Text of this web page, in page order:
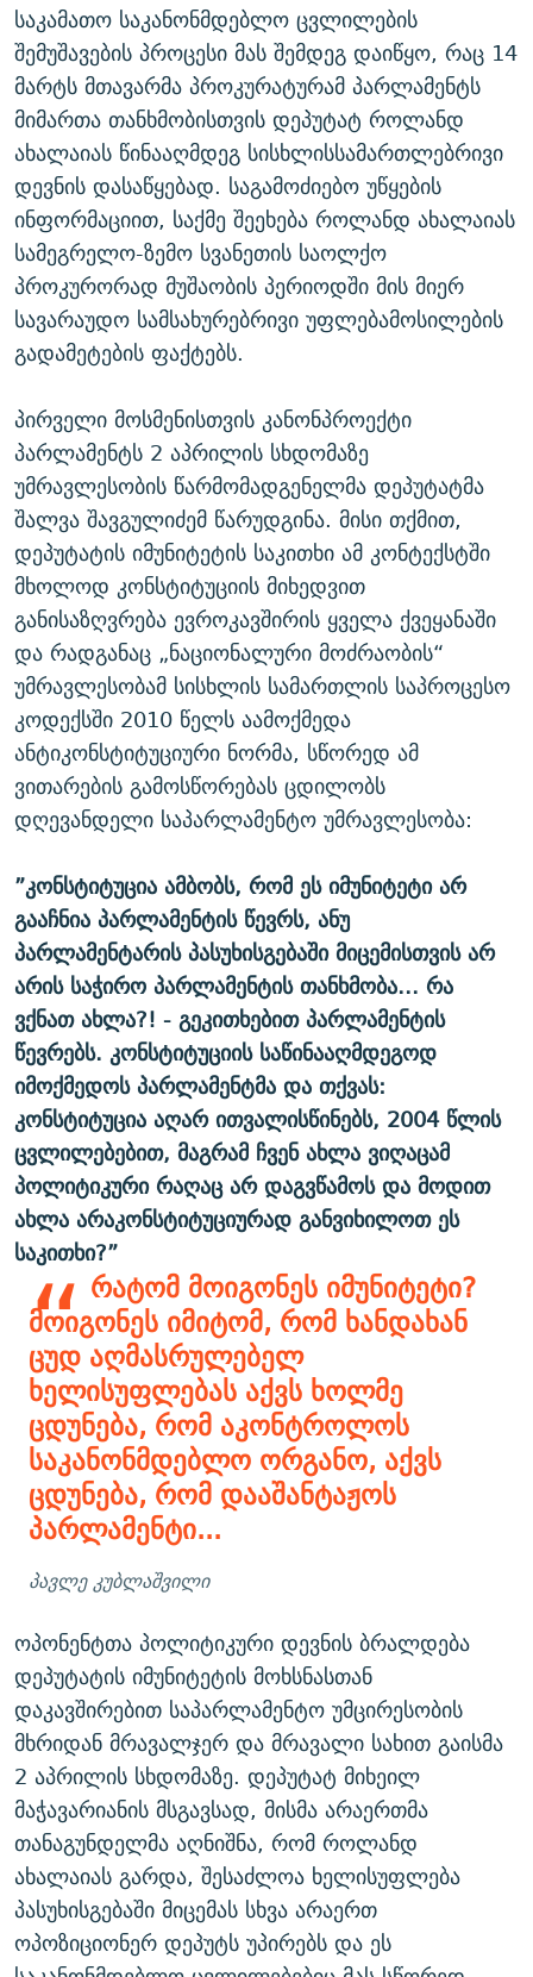
საკამათო საკანონმდებლო ცვლილების
შემუშავების პროცესი მას შემდეგ დაიწყო, რაც 14
მარტს მთავარმა პროკურატურამ პარლამენტს
მიმართა თანხმობისთვის დეპუტატ როლანდ
ახალაიას წინააღმდეგ სისხლისსამართლებრივი
დევნის დასაწყებად. საგამოძიებო უწყების
ინფორმაციით, საქმე შეეხება როლანდ ახალაიას
სამეგრელო-ზემო სვანეთის საოლქო
პროკურორად მუშაობის პერიოდში მის მიერ
სავარაუდო სამსახურებრივი უფლებამოსილების
გადამეტების ფაქტებს.
პირველი მოსმენისთვის კანონპროექტი
პარლამენტს 2 აპრილის სხდომაზე
უმრავლესობის წარმომადგენელმა დეპუტატმა
შალვა შავგულიძემ წარუდგინა. მისი თქმით,
დეპუტატის იმუნიტეტის საკითხი ამ კონტექსტში
მხოლოდ კონსტიტუციის მიხედვით
განისაზღვრება ევროკავშირის ყველა ქვეყანაში
და რადგანაც „ნაციონალური მოძრაობის“
უმრავლესობამ სისხლის სამართლის საპროცესო
კოდექსში 2010 წელს აამოქმედა
ანტიკონსტიტუციური ნორმა, სწორედ ამ
ვითარების გამოსწორებას ცდილობს
დღევანდელი საპარლამენტო უმრავლესობა:
”კონსტიტუცია ამბობს, რომ ეს იმუნიტეტი არ
გააჩნია პარლამენტის წევრს, ანუ
პარლამენტარის პასუხისგებაში მიცემისთვის არ
არის საჭირო პარლამენტის თანხმობა... რა
ვქნათ ახლა?! - გეკითხებით პარლამენტის
წევრებს. კონსტიტუციის საწინააღმდეგოდ
იმოქმედოს პარლამენტმა და თქვას:
კონსტიტუცია აღარ ითვალისწინებს, 2004 წლის
ცვლილებებით, მაგრამ ჩვენ ახლა ვიღაცამ
პოლიტიკური რაღაც არ დაგვწამოს და მოდით
ახლა არაკონსტიტუციურად განვიხილოთ ეს
საკითხი?”
რატომ მოიგონეს იმუნიტეტი?
მოიგონეს იმიტომ, რომ ხანდახან
ცუდ აღმასრულებელ
ხელისუფლებას აქვს ხოლმე
ცდუნება, რომ აკონტროლოს
საკანონმდებლო ორგანო, აქვს
ცდუნება, რომ დააშანტაჟოს
პარლამენტი...
პავლე კუბლაშვილი
ოპონენტთა პოლიტიკური დევნის ბრალდება
დეპუტატის იმუნიტეტის მოხსნასთან
დაკავშირებით საპარლამენტო უმცირესობის
მხრიდან მრავალჯერ და მრავალი სახით გაისმა
2 აპრილის სხდომაზე. დეპუტატ მიხეილ
მაჭავარიანის მსგავსად, მისმა არაერთმა
თანაგუნდელმა აღნიშნა, რომ როლანდ
ახალაიას გარდა, შესაძლოა ხელისუფლება
პასუხისგებაში მიცემას სხვა არაერთ
ოპოზიციონერ დეპუტს უპირებს და ეს